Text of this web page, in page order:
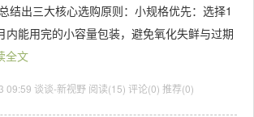
结出三大核心选购原则：小规格优先：选择1
内能用完的小容量包装，避免氧化失鲜与过期
全文
09:59 谈谈-新视野 阅读(15) 评论(0) 推荐(0)